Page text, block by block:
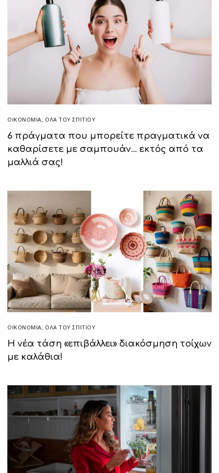
ΟΙΚΟΝΟΜΙΑ, ΌΛΑ ΤΟΥ ΣΠΙΤΙΟΥ
6 πράγματα που μπορείτε πραγματικά να
καθαρίσετε με σαμπουάν… εκτός από τα
μαλλιά σας!
ΟΙΚΟΝΟΜΙΑ, ΌΛΑ ΤΟΥ ΣΠΙΤΙΟΥ
Η νέα τάση «επιβάλλει» διακόσμηση τοίχων
με καλάθια!